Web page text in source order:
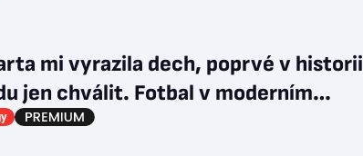
mi vyrazila dech, poprvé v historii
jen chválit. Fotbal v moderním